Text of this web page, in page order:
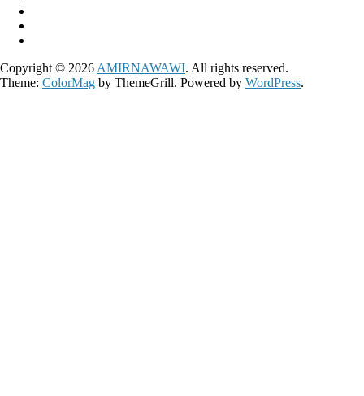
Copyright © 2026 AMIRNAWAWI. All rights reserved.
Theme: ColorMag by ThemeGrill. Powered by WordPress.